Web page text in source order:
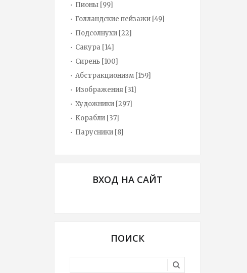
Пионы [99]
Голландские пейзажи [49]
Подсолнухи [22]
Сакура [14]
Сирень [100]
Абстракционизм [159]
Изображения [31]
Художники [297]
Корабли [37]
Парусники [8]
ВХОД НА САЙТ
ПОИСК